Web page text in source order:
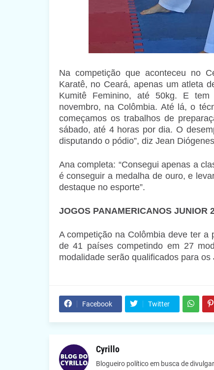
Na competição que aconteceu no
Karatê, no Ceará, apenas um atleta
Kumitê Feminino, até 50kg. E
novembro, na Colômbia. Até lá, o
começamos os trabalhos de
sábado, até 4 horas por dia. O
disputando o pódio”, diz Jean
Ana completa: “Consegui apenas a
é conseguir a medalha de ouro, e
destaque no esporte”.
JOGOS PANAMERICANOS JUNIOR
A competição na Colômbia deve ter
de 41 países competindo em 27
modalidade serão qualificados para
Facebook Twitter
Cyrillo
Blogueiro político em busca de